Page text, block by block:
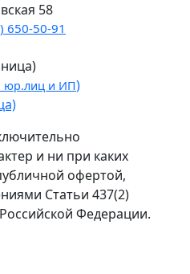
58
650-50-91
юр.лиц и ИП)
и ни при каких
офертой,
Статьи 437(2)
Федерации.